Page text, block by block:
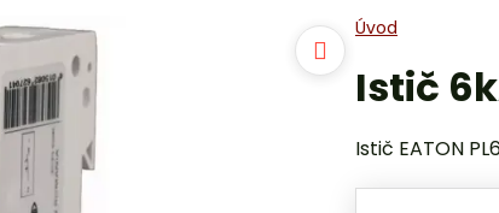
Úvod
Istič
Istič EATON